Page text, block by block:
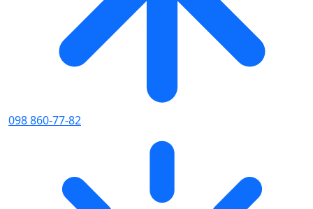
098 860-77-82